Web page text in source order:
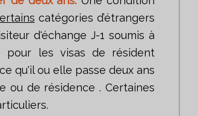
catégories d’étrangers
d'échange J-1 soumis à
pour les visas de résident
qu'il ou elle passe deux ans
ou de résidence . Certaines